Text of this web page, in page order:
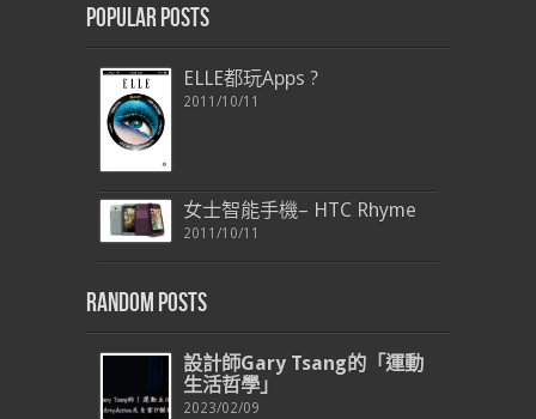
Popular Posts
ELLE都玩Apps ?
2011/10/11
女士智能手機– HTC Rhyme
2011/10/11
Random Posts
設計師Gary Tsang的「運動
生活哲學」
2023/02/09